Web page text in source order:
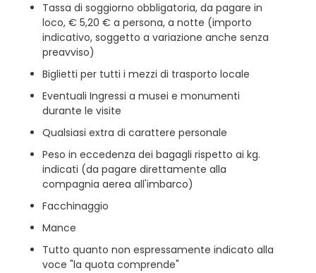
Tassa di soggiorno obbligatoria, da pagare in
loco, € 5,20 € a persona, a notte (importo
indicativo, soggetto a variazione anche senza
preavviso)
Biglietti per tutti i mezzi di trasporto locale
Eventuali Ingressi a musei e monumenti
durante le visite
Qualsiasi extra di carattere personale
Peso in eccedenza dei bagagli rispetto ai kg.
indicati (da pagare direttamente alla
compagnia aerea all'imbarco)
Facchinaggio
Mance
Tutto quanto non espressamente indicato alla
voce "la quota comprende"